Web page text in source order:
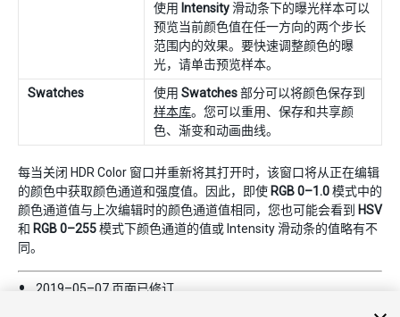
使用 Intensity滑动条下的曝光样本可以
预览当前颜色值在任一方向的两个步长
范围内的效果。要快速调整颜色的曝
光，请单击预览样本。
Swatches
使用 Swatches部分可以将颜色保存到
样本库。您可以重用、保存和共享颜
色、渐变和动画曲线。
每当关闭 HDR Color 窗口并重新将其打开时，该窗口将从正在编辑
的颜色中获取颜色通道和强度值。因此，即使 RGB 0–1.0模式中的
颜色通道值与上次编辑时的颜色通道值相同，您也可能会看到 HSV
和 RGB 0–255模式下颜色通道的值或 Intensity 滑动条的值略有不
同。
2019–05–07 页面已修订